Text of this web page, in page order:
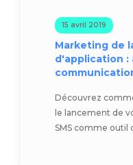
15 avril 2019
Marketing de
d'application :
Découvrez
le lancement de
SMS comme outil